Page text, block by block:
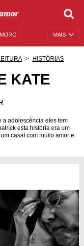
MAIS
HISTÓRIAS
KATE
a adolescência eles tem
esta história era um
casal com muito amor e